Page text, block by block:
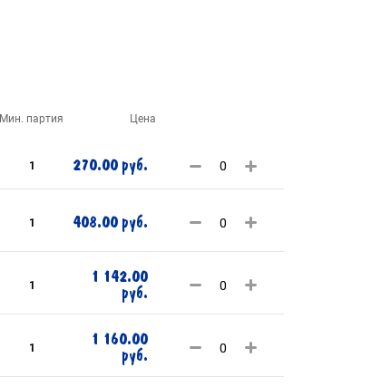
Мин. партия Цена
1 270.00 руб.
1 408.00 руб.
1 1 142.00
руб.
1 1 160.00
руб.